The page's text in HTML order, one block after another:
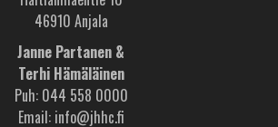
46910 Anjala
Janne Partanen &
Terhi Hämäläinen
Puh: 044 558 0000
Email: info@jhhc.fi